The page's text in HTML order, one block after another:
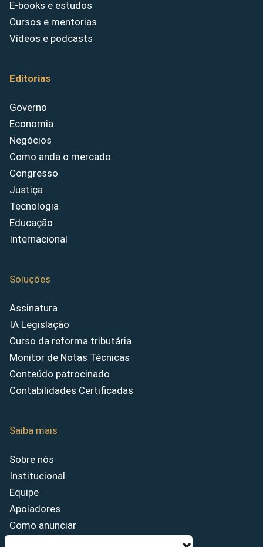
E-books e estudos
Cursos e mentorias
Vídeos e podcasts
Editorias
Governo
Economia
Negócios
Como anda o mercado
Congresso
Justiça
Tecnologia
Educação
Internacional
Soluções
Assinatura
IA Legislação
Curso da reforma tributária
Monitor de Notas Técnicas
Conteúdo patrocinado
Contabilidades Certificadas
Saiba mais
Sobre nós
Institucional
Equipe
Apoiadores
Como anunciar